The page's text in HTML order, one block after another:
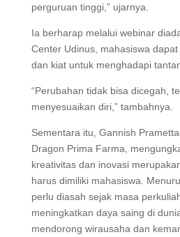
perguruan tinggi,” ujarnya.
Ia berharap melalui webinar
Center Udinus, mahasiswa
dan kiat untuk menghadapi
“Perubahan tidak bisa dicegah,
menyesuaikan diri,” tambahnya.
Sementara itu, Gannish
Dragon Prima Farma,
kreativitas dan inovasi
harus dimiliki mahasiswa.
perlu diasah sejak masa
meningkatkan daya saing di
mendorong wirausaha dan